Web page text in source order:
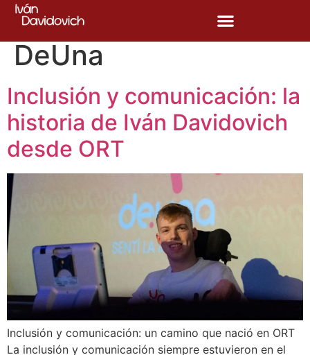
Etiqueta:
Agencia
DeUna
Inclusión y comunicación: la
historia de Iván Davidovich
desde ORT
Inclusión y comunicación: un camino que nació en ORT
La inclusión y comunicación siempre estuvieron en el